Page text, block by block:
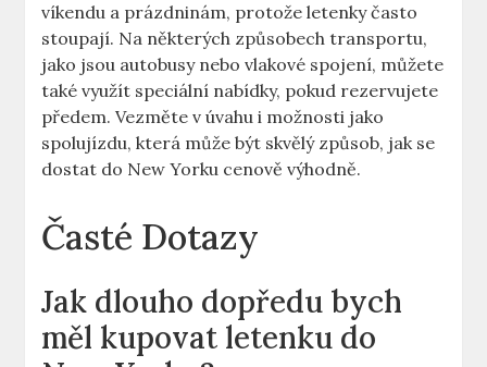
víkendu a prázdninám, protože letenky často
stoupají. Na některých způsobech transportu,
jako jsou autobusy nebo vlakové spojení, můžete
také využít speciální nabídky, pokud rezervujete
předem. Vezměte v úvahu i možnosti jako
spolujízdu, která může být skvělý způsob, jak se
dostat do New Yorku cenově výhodně.
Časté Dotazy
Jak dlouho dopředu bych
měl kupovat letenku do